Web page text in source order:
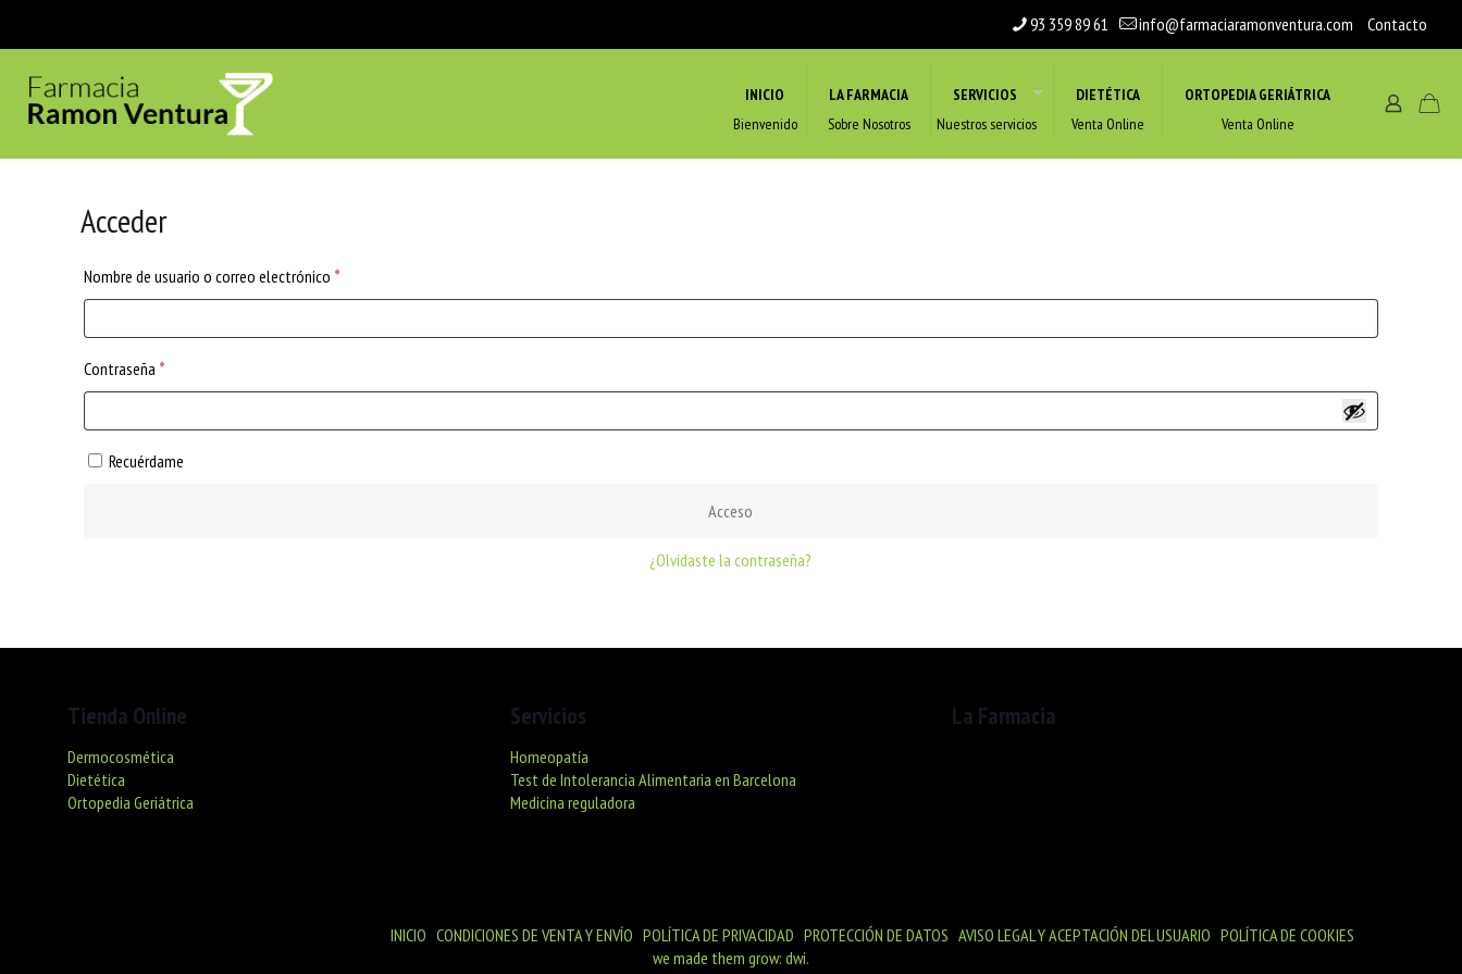
93 359 89 61 info@farmaciaramonventura.com Contacto
INICIO
Bienvenido
LA FARMACIA
Sobre Nosotros
SERVICIOS
Nuestros servicios
DIETÉTICA
Venta Online
ORTOPEDIA GERIÁTRICA
Venta Online
Acceder
Nombre de usuario o correo electrónico *
Contraseña *
Recuérdame
Acceso
¿Olvidaste la contraseña?
Tienda Online
Dermocosmética
Dietética
Ortopedia Geriátrica
Servicios
Homeopatía
Test de Intolerancia Alimentaria en Barcelona
Medicina reguladora
La Farmacia
INICIO CONDICIONES DE VENTA Y ENVÍO POLÍTICA DE PRIVACIDAD PROTECCIÓN DE DATOS AVISO LEGAL Y ACEPTACIÓN DEL USUARIO POLÍTICA DE COOKIES
we made them grow: dwi.